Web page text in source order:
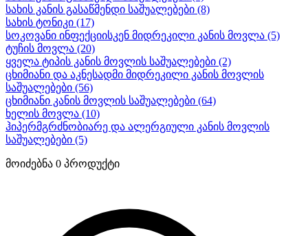
სახის კანის გასაწმენდი საშუალებები (8)
სახის ტონიკი (17)
სოკოვანი ინფექციისკენ მიდრეკილი კანის მოვლა (5)
ტუჩის მოვლა (20)
ყველა ტიპის კანის მოვლის საშუალებები (2)
ცხიმიანი და აკნესადმი მიდრეკილი კანის მოვლის
საშუალებები (56)
ცხიმიანი კანის მოვლის საშუალებები (64)
ხელის მოვლა (10)
ჰიპერმგრძნობიარე და ალერგიული კანის მოვლის
საშუალებები (5)
მოიძებნა 0 პროდუქტი